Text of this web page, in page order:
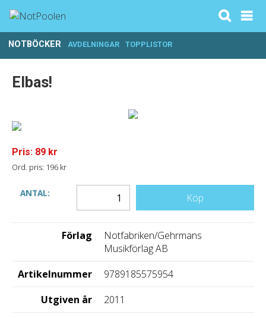
NOTBÖCKER AVDELNINGAR TOPPLISTOR
Elbas!
Pris: 89 kr
Ord. pris: 196 kr
ANTAL: Köp
Förlag
Notfabriken/Gehrmans
Musikförlag AB
Artikelnummer
9789185575954
Utgiven år
2011